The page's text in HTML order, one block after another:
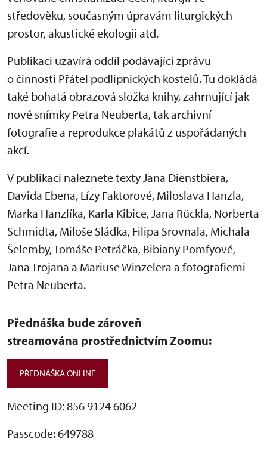
středověku, současným úpravám liturgických
prostor, akustické ekologii atd.
Publikaci uzavírá oddíl podávající zprávu
o činnosti Přátel podlipnických kostelů. Tu dokládá
také bohatá obrazová složka knihy, zahrnující jak
nové snímky Petra Neuberta, tak archivní
fotografie a reprodukce plakátů z uspořádaných
akcí.
V publikaci naleznete texty Jana Dienstbiera,
Davida Ebena, Lízy Faktorové, Miloslava Hanzla,
Marka Hanzlíka, Karla Kibice, Jana Rückla, Norberta
Schmidta, Miloše Sládka, Filipa Srovnala, Michala
Šelemby, Tomáše Petráčka, Bibiany Pomfyové,
Jana Trojana a Mariuse Winzelera a fotografiemi
Petra Neuberta.
Přednáška bude zároveň
streamována prostřednictvím Zoomu:
PŘEDNÁŠKA ONLINE
Meeting ID: 856 9124 6062
Passcode: 649788